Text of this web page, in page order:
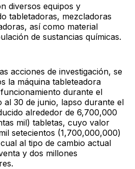
diversos equipos y
tabletadoras, mezcladoras
así como material
de sustancias químicas.
acciones de investigación, se
la máquina tableteadora
durante el
al 30 de junio, lapso durante el
alrededor de 6,700,000
mil) tabletas, cuyo valor
setecientos (1,700,000,000)
al tipo de cambio actual
y dos millones